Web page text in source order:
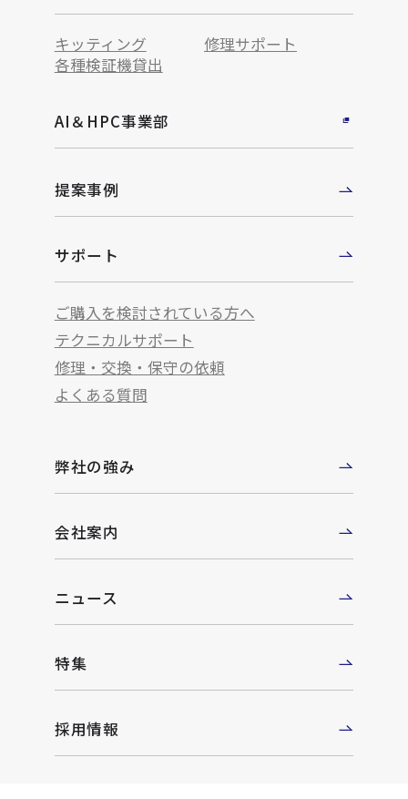
キッティング
修理サポート
各種検証機貸出
AI＆HPC事業部
提案事例
サポート
ご購入を検討されている方へ
テクニカルサポート
修理・交換・保守の依頼
よくある質問
弊社の強み
会社案内
ニュース
特集
採用情報